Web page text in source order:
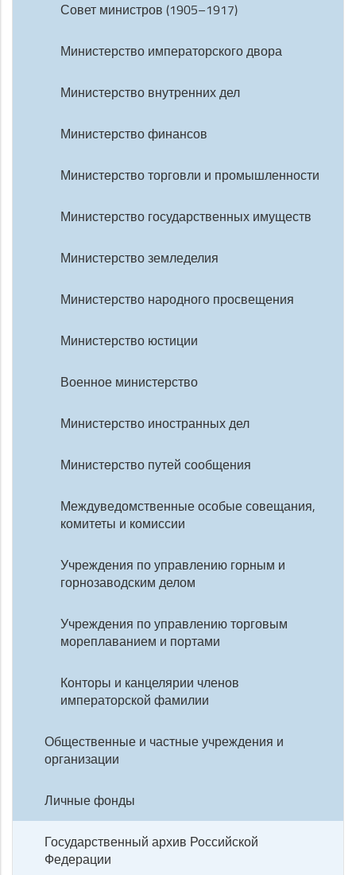
Совет министров (1905–1917)
Министерство императорского двора
Министерство внутренних дел
Министерство финансов
Министерство торговли и промышленности
Министерство государственных имуществ
Министерство земледелия
Министерство народного просвещения
Министерство юстиции
Военное министерство
Министерство иностранных дел
Министерство путей сообщения
Междуведомственные особые совещания,
комитеты и комиссии
Учреждения по управлению горным и
горнозаводским делом
Учреждения по управлению торговым
мореплаванием и портами
Конторы и канцелярии членов
императорской фамилии
Общественные и частные учреждения и
организации
Личные фонды
Государственный архив Российской
Федерации